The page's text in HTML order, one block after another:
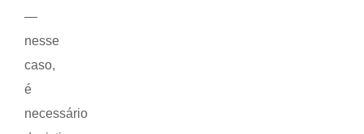
—
nesse
caso,
é
necessário